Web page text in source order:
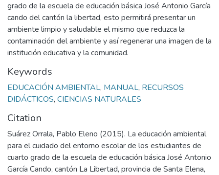
grado de la escuela de educación básica José Antonio García
cando del cantón la libertad, esto permitirá presentar un
ambiente limpio y saludable el mismo que reduzca la
contaminación del ambiente y así regenerar una imagen de la
institución educativa y la comunidad.
Keywords
EDUCACIÓN AMBIENTAL, MANUAL, RECURSOS
DIDÁCTICOS, CIENCIAS NATURALES
Citation
Suárez Orrala, Pablo Eleno (2015). La educación ambiental
para el cuidado del entorno escolar de los estudiantes de
cuarto grado de la escuela de educación básica José Antonio
García Cando, cantón La Libertad, provincia de Santa Elena,